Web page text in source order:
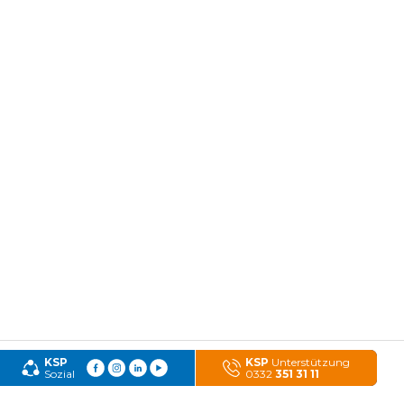
KSP
Sozial
KSP Unterstützung
0332 351 31 11